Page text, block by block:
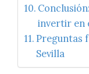
invertir en
Preguntas
Sevilla